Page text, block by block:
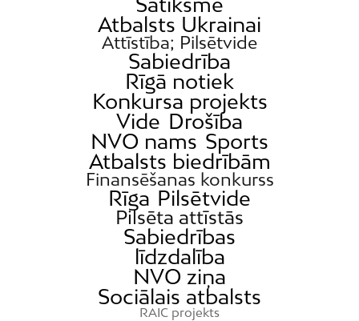
Atbalsts Ukrainai
Attīstība; Pilsētvide
Sabiedrība
Rīgā notiek
Konkursa projekts
Vide Drošība
NVO nams Sports
Atbalsts biedrībām
Finansēšanas konkurss
Rīga Pilsētvide
Pilsēta attīstās
Sabiedrības
līdzdalība
NVO ziņa
Sociālais atbalsts
RAIC projekts